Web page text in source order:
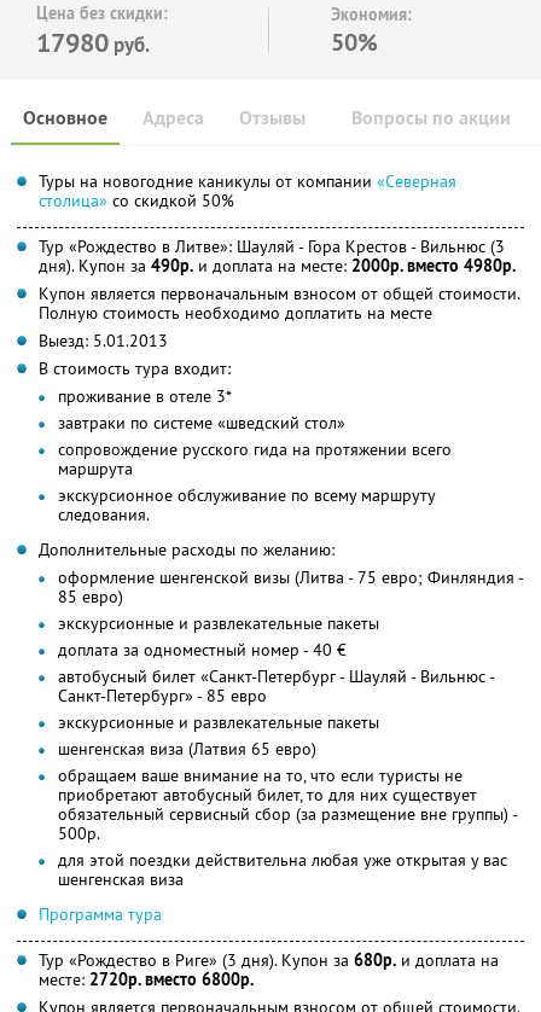
Цена без скидки:
17980 руб.
Экономия:
50%
Основное Отзывы Вопросы по акции
Адреса
Туры на новогодние каникулы от компании «Северная
столица» со скидкой 50%
Тур «Рождество в Литве»: Шауляй - Гора Крестов - Вильнюс (3
дня). Купон за 490р. и доплата на месте: 2000р. вместо 4980р.
Купон является первоначальным взносом от общей стоимости.
Полную стоимость необходимо доплатить на месте
Выезд: 5.01.2013
В стоимость тура входит:
проживание в отеле 3*
завтраки по системе «шведский стол»
сопровождение русского гида на протяжении всего
маршрута
экскурсионное обслуживание по всему маршруту
следования.
Дополнительные расходы по желанию:
оформление шенгенской визы (Литва - 75 евро; Финляндия -
85 евро)
экскурсионные и развлекательные пакеты
доплата за одноместный номер - 40 €
автобусный билет «Санкт-Петербург - Шауляй - Вильнюс -
Санкт-Петербург» - 85 евро
экскурсионные и развлекательные пакеты
шенгенская виза (Латвия 65 евро)
обращаем ваше внимание на то, что если туристы не
приобретают автобусный билет, то для них существует
обязательный сервисный сбор (за размещение вне группы) -
500р.
для этой поездки действительна любая уже открытая у вас
шенгенская виза
Программа тура
Тур «Рождество в Риге» (3 дня). Купон за 680р. и доплата на
месте: 2720р. вместо 6800р.
Купон является первоначальным взносом от общей стоимости.